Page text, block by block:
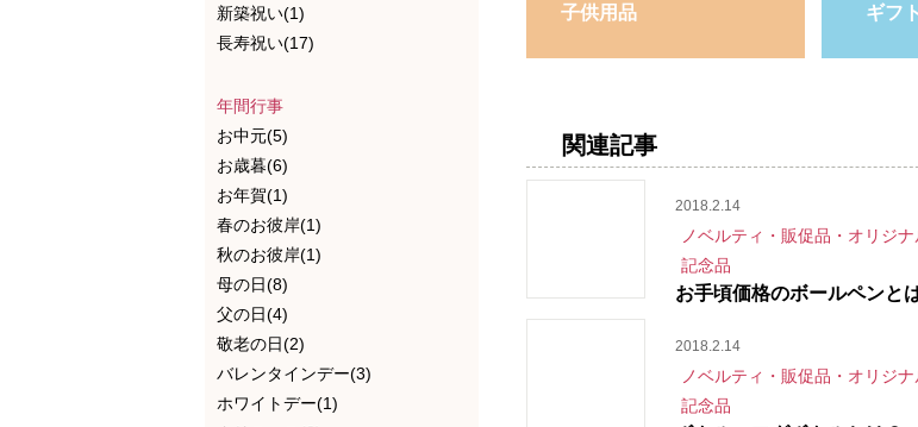
子供用品
ギフト
関連記事
2018.2.14
ノベルティ・販促品・オリジナ
記念品
お手頃価格のボールペンと
2018.2.14
ノベルティ・販促品・オリジナ
記念品
新築祝い(1)
長寿祝い(17)
年間行事
お中元(5)
お歳暮(6)
お年賀(1)
春のお彼岸(1)
秋のお彼岸(1)
母の日(8)
父の日(4)
敬老の日(2)
バレンタインデー(3)
ホワイトデー(1)